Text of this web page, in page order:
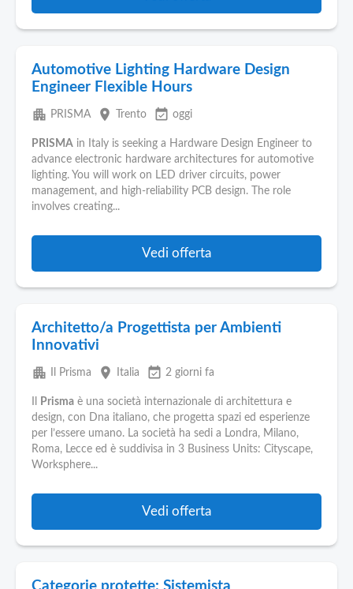
Automotive Lighting Hardware Design
Engineer Flexible Hours
apartment PRISMA place Trento event_available oggi
PRISMA in Italy is seeking a Hardware Design Engineer to
advance electronic hardware architectures for automotive
lighting. You will work on LED driver circuits, power
management, and high‑reliability PCB design. The role
involves creating...
Vedi offerta
Architetto/a Progettista per Ambienti
Innovativi
apartment Il Prisma place Italia event_available 2 giorni fa
Prisma è una società internazionale di architettura e
design, con Dna italiano, che progetta spazi ed esperienze
per l’essere umano. La società ha sedi a Londra, Milano,
Roma, Lecce ed è suddivisa in 3 Business Units: Cityscape,
Worksphere...
Vedi offerta